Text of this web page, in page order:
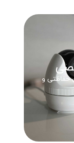
حفاظتی و